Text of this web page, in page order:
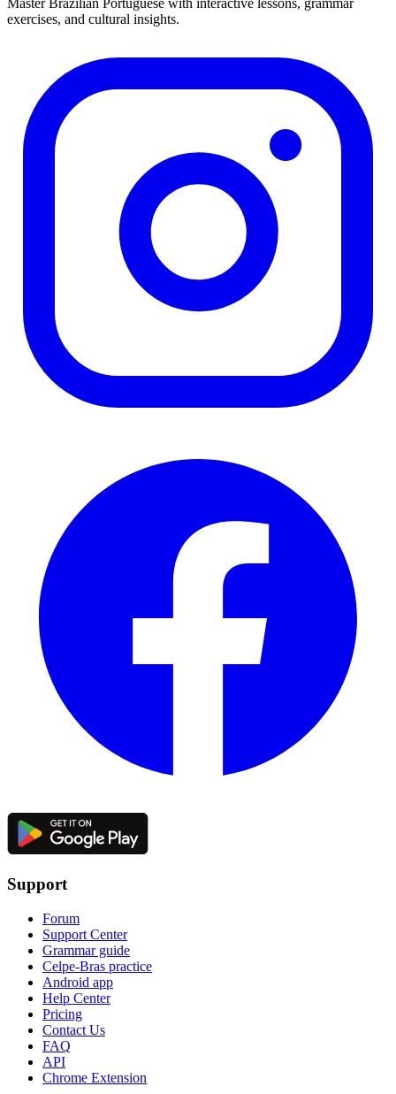
Master Brazilian Portuguese with interactive lessons, grammar
exercises, and cultural insights.
Support
Forum
Support Center
Grammar guide
Celpe-Bras practice
Android app
Help Center
Pricing
Contact Us
FAQ
API
Chrome Extension